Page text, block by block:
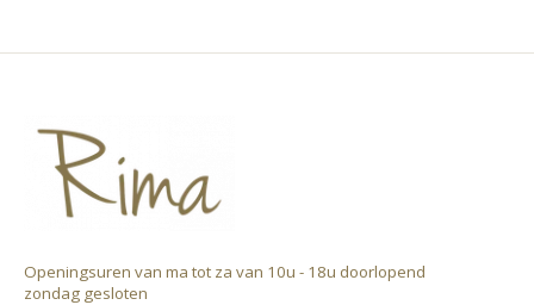
Openingsuren van ma tot za van 10u - 18u doorlopend ​
zondag gesloten